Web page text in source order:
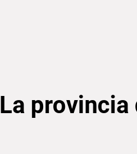
La provincia de
La provincia